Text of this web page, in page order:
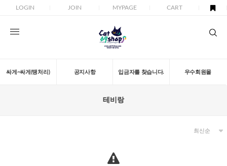
LOGIN JOIN MYPAGE CART
싸게~싸게(땡처리) 공지사항 입금자를 찾습니다. 우수회원몰
테비랑